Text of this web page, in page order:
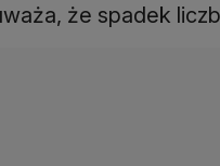
że spadek